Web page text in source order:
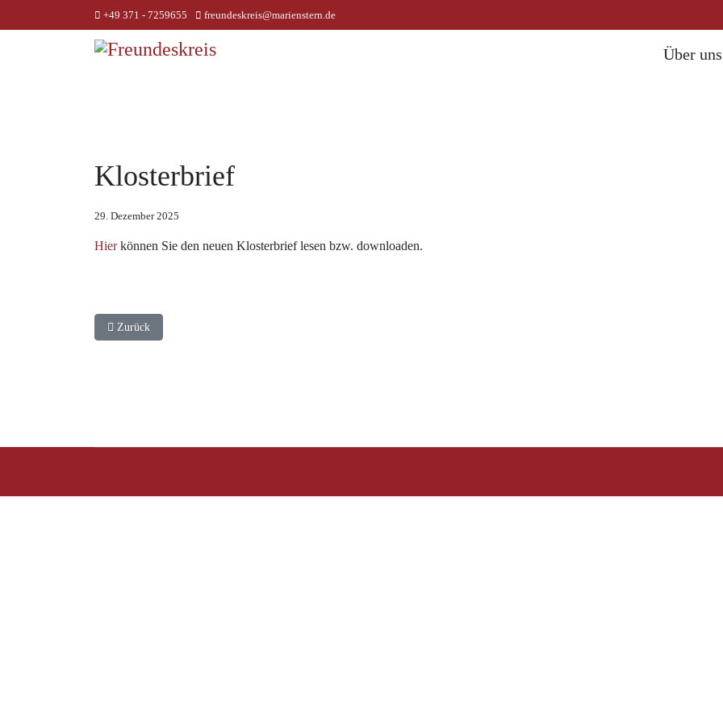
+49 371 - 7259655 freundeskreis@marienstern.de
Über uns
Klosterbrief
29. Dezember 2025
Hierkönnen Sie den neuen Klosterbrief lesen bzw. downloaden.
Vorheriger Beitrag: Fastenzeit-Treffen
Zurück